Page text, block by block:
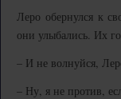
Леро обернулся к
они улыбались. Их
– И не волнуйся,
– Ну, я не против,